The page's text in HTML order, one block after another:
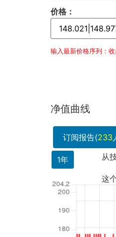
价格：
输入最新价格序列：
净值曲线
订阅报告(233
1年
这个策略组合我盯了
从技术角度看，这个